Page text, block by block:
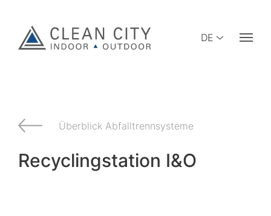
DE
Überblick Abfalltrennsysteme
Recyclingstation I&O